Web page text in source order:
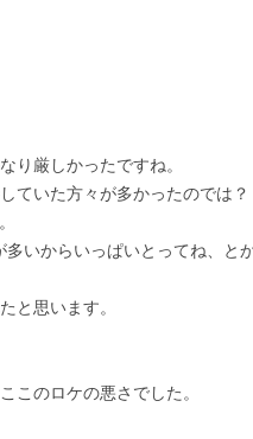
り厳しかったですね。
ていた方々が多かったのでは？
いからいっぱいとってね、と
と思います。
このロケの悪さでした。